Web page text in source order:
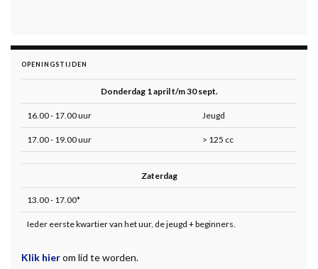
OPENINGSTIJDEN
Donderdag 1 april t/m 30 sept.
16.00 - 17.00 uur Jeugd
17.00 - 19.00 uur > 125 cc
Zaterdag
13.00 - 17.00*
Ieder eerste kwartier van het uur, de jeugd + beginners.
Klik hierom lid te worden.